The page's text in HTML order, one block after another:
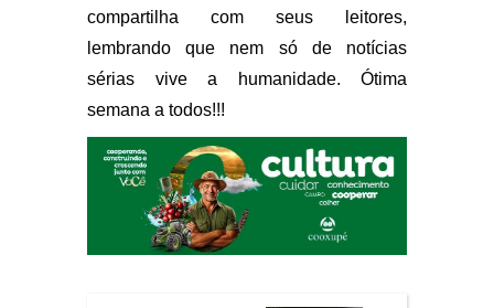
compartilha com seus leitores,
lembrando que nem só de notícias
sérias vive a humanidade. Ótima
semana a todos!!!